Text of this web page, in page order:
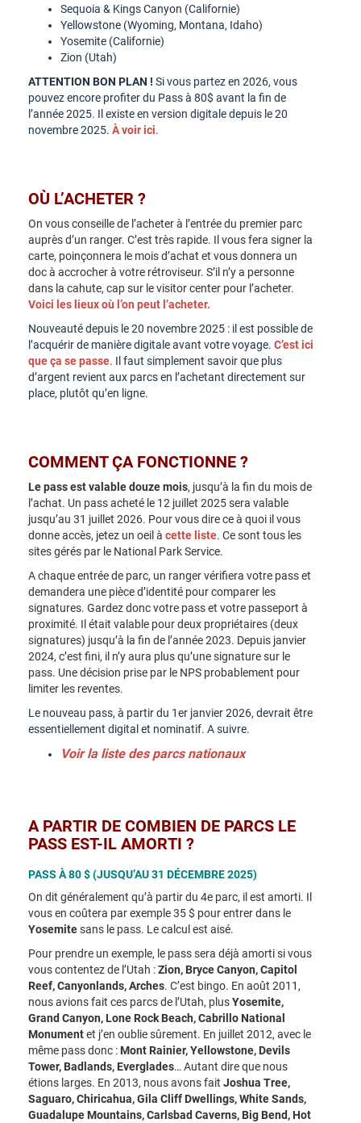
Sequoia & Kings Canyon (Californie)
Yellowstone (Wyoming, Montana, Idaho)
Yosemite (Californie)
Zion (Utah)
ATTENTION BON PLAN ! Si vous partez en 2026, vous
pouvez encore profiter du Pass à 80$ avant la fin de
l’année 2025. Il existe en version digitale depuis le 20
novembre 2025. À voir ici.
OÙ L’ACHETER ?
On vous conseille de l’acheter à l’entrée du premier parc
auprès d’un ranger. C’est très rapide. Il vous fera signer la
carte, poinçonnera le mois d’achat et vous donnera un
doc à accrocher à votre rétroviseur. S’il n’y a personne
dans la cahute, cap sur le visitor center pour l’acheter.
Voici les lieux où l’on peut l’acheter.
Nouveauté depuis le 20 novembre 2025 : il est possible de
l’acquérir de manière digitale avant votre voyage. C’est ici
que ça se passe. Il faut simplement savoir que plus
d’argent revient aux parcs en l’achetant directement sur
place, plutôt qu’en ligne.
COMMENT ÇA FONCTIONNE ?
Le pass est valable douze mois, jusqu’à la fin du mois de
l’achat. Un pass acheté le 12 juillet 2025 sera valable
jusqu’au 31 juillet 2026. Pour vous dire ce à quoi il vous
donne accès, jetez un oeil à cette liste. Ce sont tous les
sites gérés par le National Park Service.
A chaque entrée de parc, un ranger vérifiera votre pass et
demandera une pièce d’identité pour comparer les
signatures. Gardez donc votre pass et votre passeport à
proximité. Il était valable pour deux propriétaires (deux
signatures) jusqu’à la fin de l’année 2023. Depuis janvier
2024, c’est fini, il n’y aura plus qu’une signature sur le
pass. Une décision prise par le NPS probablement pour
limiter les reventes.
Le nouveau pass, à partir du 1er janvier 2026, devrait être
essentiellement digital et nominatif. A suivre.
Voir la liste des parcs nationaux
A PARTIR DE COMBIEN DE PARCS LE
PASS EST-IL AMORTI ?
PASS À 80 $ (JUSQU’AU 31 DÉCEMBRE 2025)
On dit généralement qu’à partir du 4e parc, il est amorti. Il
vous en coûtera par exemple 35 $ pour entrer dans le
Yosemitesans le pass. Le calcul est aisé.
Pour prendre un exemple, le pass sera déjà amorti si vous
vous contentez de l’Utah :Zion, Bryce Canyon, Capitol
Reef, Canyonlands, Arches. C’est bingo. En août 2011,
nous avions fait ces parcs de l’Utah, plusYosemite,
Grand Canyon, Lone Rock Beach, Cabrillo National
Monumentet j’en oublie sûrement. En juillet 2012, avec le
même pass donc : Mont Rainier, Yellowstone, Devils
Tower, Badlands, Everglades… Autant dire que nous
étions larges. En 2013, nous avons fait Joshua Tree,
Saguaro, Chiricahua, Gila Cliff Dwellings, White Sands,
Guadalupe Mountains, Carlsbad Caverns, Big Bend, Hot